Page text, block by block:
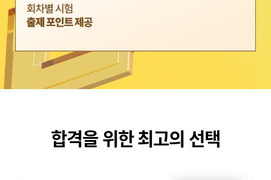
합격을 위한 최고의 선택